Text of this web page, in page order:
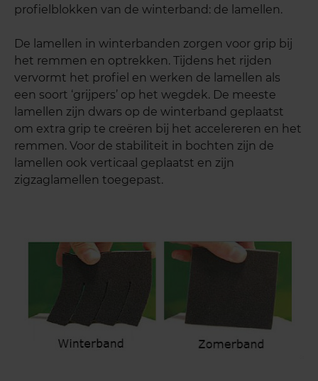
profielblokken van de winterband: de lamellen.
De lamellen in winterbanden zorgen voor grip bij
het remmen en optrekken. Tijdens het rijden
vervormt het profiel en werken de lamellen als
een soort ‘grijpers’ op het wegdek. De meeste
lamellen zijn dwars op de winterband geplaatst
om extra grip te creëren bij het accelereren en het
remmen. Voor de stabiliteit in bochten zijn de
lamellen ook verticaal geplaatst en zijn
zigzaglamellen toegepast.